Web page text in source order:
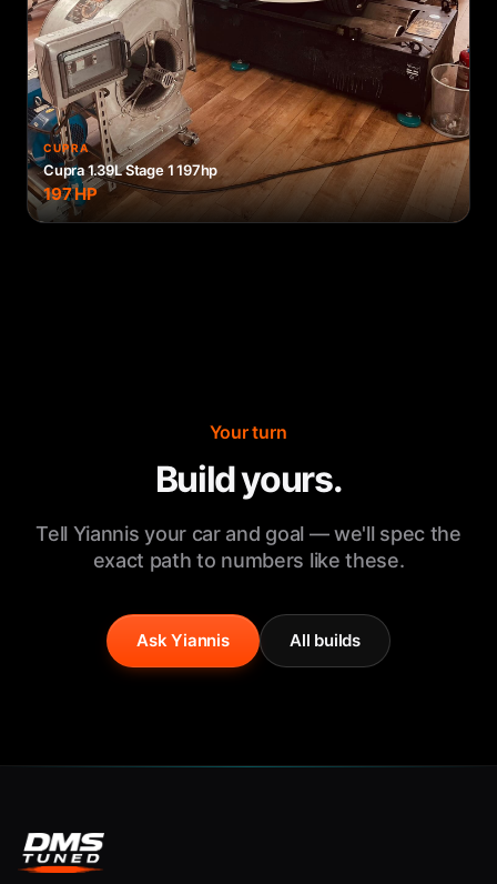
CUPRA
Cupra 1.39L Stage 1 197hp
197HP
Your turn
Build yours.
Tell Yiannis your car and goal — we'll spec the
exact path to numbers like these.
Ask Yiannis All builds